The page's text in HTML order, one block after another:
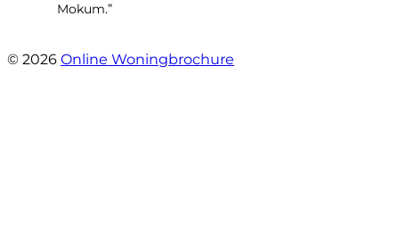
Mokum.”
© 2026 Online Woningbrochure